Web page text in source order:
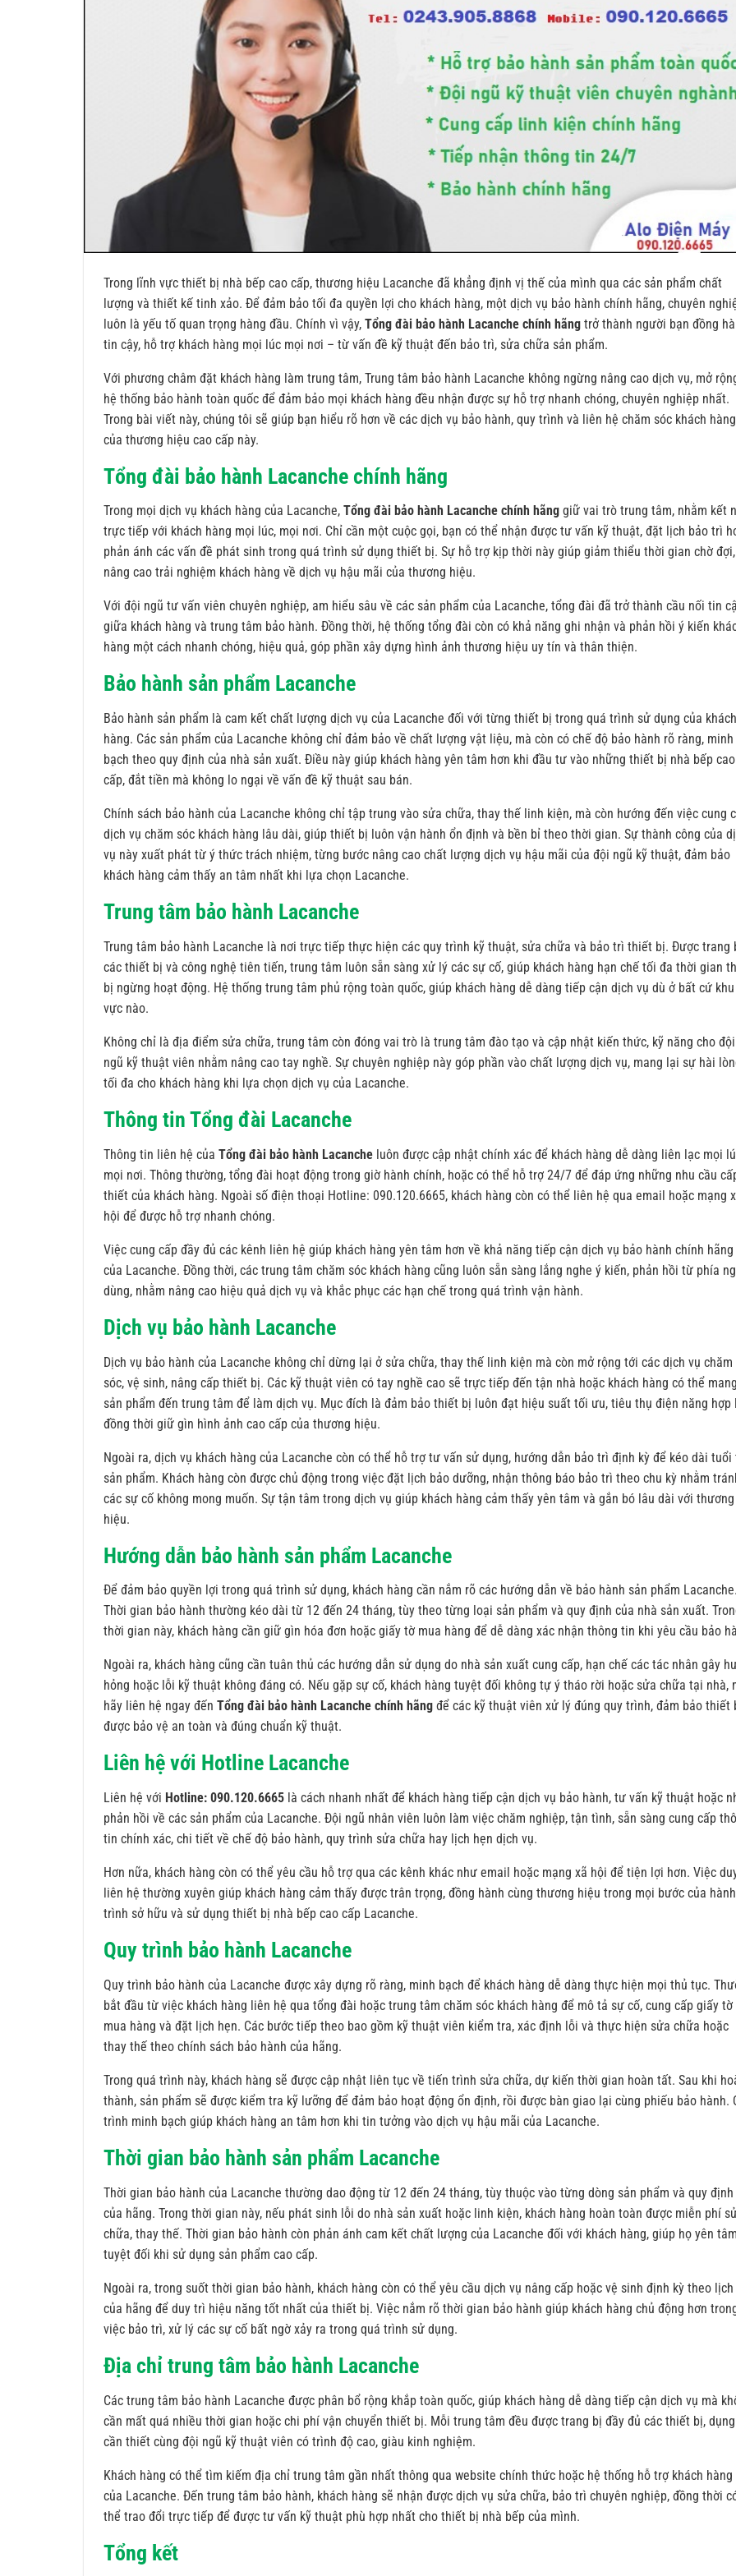
Trong lĩnh vực thiết bị nhà bếp cao cấp, thương hiệu Lacanche đã khẳng định vị thế của mình qua các sản phẩm chất
lượng và thiết kế tinh xảo. Để đảm bảo tối đa quyền lợi cho khách hàng, một dịch vụ bảo hành chính hãng, chuyên
luôn là yếu tố quan trọng hàng đầu. Chính vì vậy, Tổng đài bảo hành Lacanche chính hãng trở thành người bạn đồng
tin cậy, hỗ trợ khách hàng mọi lúc mọi nơi – từ vấn đề kỹ thuật đến bảo trì, sửa chữa sản phẩm.
Với phương châm đặt khách hàng làm trung tâm, Trung tâm bảo hành Lacanche không ngừng nâng cao dịch vụ, mở
hệ thống bảo hành toàn quốc để đảm bảo mọi khách hàng đều nhận được sự hỗ trợ nhanh chóng, chuyên nghiệp nhất.
Trong bài viết này, chúng tôi sẽ giúp bạn hiểu rõ hơn về các dịch vụ bảo hành, quy trình và liên hệ chăm sóc khách hàng
của thương hiệu cao cấp này.
Tổng đài bảo hành Lacanche chính hãng
Trong mọi dịch vụ khách hàng của Lacanche, Tổng đài bảo hành Lacanche chính hãng giữ vai trò trung tâm, nhằm kết
trực tiếp với khách hàng mọi lúc, mọi nơi. Chỉ cần một cuộc gọi, bạn có thể nhận được tư vấn kỹ thuật, đặt lịch bảo trì
phản ánh các vấn đề phát sinh trong quá trình sử dụng thiết bị. Sự hỗ trợ kịp thời này giúp giảm thiểu thời gian chờ đợi,
nâng cao trải nghiệm khách hàng về dịch vụ hậu mãi của thương hiệu.
Với đội ngũ tư vấn viên chuyên nghiệp, am hiểu sâu về các sản phẩm của Lacanche, tổng đài đã trở thành cầu nối tin
giữa khách hàng và trung tâm bảo hành. Đồng thời, hệ thống tổng đài còn có khả năng ghi nhận và phản hồi ý kiến
hàng một cách nhanh chóng, hiệu quả, góp phần xây dựng hình ảnh thương hiệu uy tín và thân thiện.
Bảo hành sản phẩm Lacanche
Bảo hành sản phẩm là cam kết chất lượng dịch vụ của Lacanche đối với từng thiết bị trong quá trình sử dụng của khách
hàng. Các sản phẩm của Lacanche không chỉ đảm bảo về chất lượng vật liệu, mà còn có chế độ bảo hành rõ ràng, minh
bạch theo quy định của nhà sản xuất. Điều này giúp khách hàng yên tâm hơn khi đầu tư vào những thiết bị nhà bếp cao
cấp, đắt tiền mà không lo ngại về vấn đề kỹ thuật sau bán.
Chính sách bảo hành của Lacanche không chỉ tập trung vào sửa chữa, thay thế linh kiện, mà còn hướng đến việc cung
dịch vụ chăm sóc khách hàng lâu dài, giúp thiết bị luôn vận hành ổn định và bền bỉ theo thời gian. Sự thành công của
vụ này xuất phát từ ý thức trách nhiệm, từng bước nâng cao chất lượng dịch vụ hậu mãi của đội ngũ kỹ thuật, đảm bảo
khách hàng cảm thấy an tâm nhất khi lựa chọn Lacanche.
Trung tâm bảo hành Lacanche
Trung tâm bảo hành Lacanche là nơi trực tiếp thực hiện các quy trình kỹ thuật, sửa chữa và bảo trì thiết bị. Được trang
các thiết bị và công nghệ tiên tiến, trung tâm luôn sẵn sàng xử lý các sự cố, giúp khách hàng hạn chế tối đa thời gian
bị ngừng hoạt động. Hệ thống trung tâm phủ rộng toàn quốc, giúp khách hàng dễ dàng tiếp cận dịch vụ dù ở bất cứ khu
vực nào.
Không chỉ là địa điểm sửa chữa, trung tâm còn đóng vai trò là trung tâm đào tạo và cập nhật kiến thức, kỹ năng cho đội
ngũ kỹ thuật viên nhằm nâng cao tay nghề. Sự chuyên nghiệp này góp phần vào chất lượng dịch vụ, mang lại sự hài
tối đa cho khách hàng khi lựa chọn dịch vụ của Lacanche.
Thông tin Tổng đài Lacanche
Thông tin liên hệ của Tổng đài bảo hành Lacanche luôn được cập nhật chính xác để khách hàng dễ dàng liên lạc mọi
mọi nơi. Thông thường, tổng đài hoạt động trong giờ hành chính, hoặc có thể hỗ trợ 24/7 để đáp ứng những nhu cầu
thiết của khách hàng. Ngoài số điện thoại Hotline: 090.120.6665, khách hàng còn có thể liên hệ qua email hoặc mạng
hội để được hỗ trợ nhanh chóng.
Việc cung cấp đầy đủ các kênh liên hệ giúp khách hàng yên tâm hơn về khả năng tiếp cận dịch vụ bảo hành chính hãng
của Lacanche. Đồng thời, các trung tâm chăm sóc khách hàng cũng luôn sẵn sàng lắng nghe ý kiến, phản hồi từ phía
dùng, nhằm nâng cao hiệu quả dịch vụ và khắc phục các hạn chế trong quá trình vận hành.
Dịch vụ bảo hành Lacanche
Dịch vụ bảo hành của Lacanche không chỉ dừng lại ở sửa chữa, thay thế linh kiện mà còn mở rộng tới các dịch vụ chăm
sóc, vệ sinh, nâng cấp thiết bị. Các kỹ thuật viên có tay nghề cao sẽ trực tiếp đến tận nhà hoặc khách hàng có thể mang
sản phẩm đến trung tâm để làm dịch vụ. Mục đích là đảm bảo thiết bị luôn đạt hiệu suất tối ưu, tiêu thụ điện năng hợp
đồng thời giữ gìn hình ảnh cao cấp của thương hiệu.
Ngoài ra, dịch vụ khách hàng của Lacanche còn có thể hỗ trợ tư vấn sử dụng, hướng dẫn bảo trì định kỳ để kéo dài tuổi
sản phẩm. Khách hàng còn được chủ động trong việc đặt lịch bảo dưỡng, nhận thông báo bảo trì theo chu kỳ nhằm
các sự cố không mong muốn. Sự tận tâm trong dịch vụ giúp khách hàng cảm thấy yên tâm và gắn bó lâu dài với thương
hiệu.
Hướng dẫn bảo hành sản phẩm Lacanche
Để đảm bảo quyền lợi trong quá trình sử dụng, khách hàng cần nắm rõ các hướng dẫn về bảo hành sản phẩm Lacanche.
Thời gian bảo hành thường kéo dài từ 12 đến 24 tháng, tùy theo từng loại sản phẩm và quy định của nhà sản xuất.
thời gian này, khách hàng cần giữ gìn hóa đơn hoặc giấy tờ mua hàng để dễ dàng xác nhận thông tin khi yêu cầu bảo
Ngoài ra, khách hàng cũng cần tuân thủ các hướng dẫn sử dụng do nhà sản xuất cung cấp, hạn chế các tác nhân gây
hỏng hoặc lỗi kỹ thuật không đáng có. Nếu gặp sự cố, khách hàng tuyệt đối không tự ý tháo rời hoặc sửa chữa tại nhà,
hãy liên hệ ngay đến Tổng đài bảo hành Lacanche chính hãng để các kỹ thuật viên xử lý đúng quy trình, đảm bảo thiết
được bảo vệ an toàn và đúng chuẩn kỹ thuật.
Liên hệ với Hotline Lacanche
Liên hệ với Hotline: 090.120.6665 là cách nhanh nhất để khách hàng tiếp cận dịch vụ bảo hành, tư vấn kỹ thuật hoặc
phản hồi về các sản phẩm của Lacanche. Đội ngũ nhân viên luôn làm việc chăm nghiệp, tận tình, sẵn sàng cung cấp
tin chính xác, chi tiết về chế độ bảo hành, quy trình sửa chữa hay lịch hẹn dịch vụ.
Hơn nữa, khách hàng còn có thể yêu cầu hỗ trợ qua các kênh khác như email hoặc mạng xã hội để tiện lợi hơn. Việc
liên hệ thường xuyên giúp khách hàng cảm thấy được trân trọng, đồng hành cùng thương hiệu trong mọi bước của hành
trình sở hữu và sử dụng thiết bị nhà bếp cao cấp Lacanche.
Quy trình bảo hành Lacanche
Quy trình bảo hành của Lacanche được xây dựng rõ ràng, minh bạch để khách hàng dễ dàng thực hiện mọi thủ tục.
bắt đầu từ việc khách hàng liên hệ qua tổng đài hoặc trung tâm chăm sóc khách hàng để mô tả sự cố, cung cấp giấy tờ
mua hàng và đặt lịch hẹn. Các bước tiếp theo bao gồm kỹ thuật viên kiểm tra, xác định lỗi và thực hiện sửa chữa hoặc
thay thế theo chính sách bảo hành của hãng.
Trong quá trình này, khách hàng sẽ được cập nhật liên tục về tiến trình sửa chữa, dự kiến thời gian hoàn tất. Sau khi
thành, sản phẩm sẽ được kiểm tra kỹ lưỡng để đảm bảo hoạt động ổn định, rồi được bàn giao lại cùng phiếu bảo hành.
trình minh bạch giúp khách hàng an tâm hơn khi tin tưởng vào dịch vụ hậu mãi của Lacanche.
Thời gian bảo hành sản phẩm Lacanche
Thời gian bảo hành của Lacanche thường dao động từ 12 đến 24 tháng, tùy thuộc vào từng dòng sản phẩm và quy định
của hãng. Trong thời gian này, nếu phát sinh lỗi do nhà sản xuất hoặc linh kiện, khách hàng hoàn toàn được miễn phí
chữa, thay thế. Thời gian bảo hành còn phản ánh cam kết chất lượng của Lacanche đối với khách hàng, giúp họ yên tâm
tuyệt đối khi sử dụng sản phẩm cao cấp.
Ngoài ra, trong suốt thời gian bảo hành, khách hàng còn có thể yêu cầu dịch vụ nâng cấp hoặc vệ sinh định kỳ theo lịch
của hãng để duy trì hiệu năng tốt nhất của thiết bị. Việc nắm rõ thời gian bảo hành giúp khách hàng chủ động hơn
việc bảo trì, xử lý các sự cố bất ngờ xảy ra trong quá trình sử dụng.
Địa chỉ trung tâm bảo hành Lacanche
Các trung tâm bảo hành Lacanche được phân bổ rộng khắp toàn quốc, giúp khách hàng dễ dàng tiếp cận dịch vụ mà
cần mất quá nhiều thời gian hoặc chi phí vận chuyển thiết bị. Mỗi trung tâm đều được trang bị đầy đủ các thiết bị,
cần thiết cùng đội ngũ kỹ thuật viên có trình độ cao, giàu kinh nghiệm.
Khách hàng có thể tìm kiếm địa chỉ trung tâm gần nhất thông qua website chính thức hoặc hệ thống hỗ trợ khách hàng
của Lacanche. Đến trung tâm bảo hành, khách hàng sẽ nhận được dịch vụ sửa chữa, bảo trì chuyên nghiệp, đồng thời
thể trao đổi trực tiếp để được tư vấn kỹ thuật phù hợp nhất cho thiết bị nhà bếp của mình.
Tổng kết